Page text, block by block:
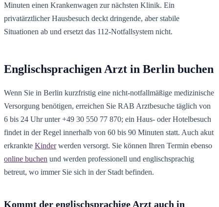
Minuten einen Krankenwagen zur nächsten Klinik. Ein
privatärztlicher Hausbesuch deckt dringende, aber stabile
Situationen ab und ersetzt das 112-Notfallsystem nicht.
Englischsprachigen Arzt in Berlin buchen
Wenn Sie in Berlin kurzfristig eine nicht-notfallmäßige medizinische
Versorgung benötigen, erreichen Sie RAB Arztbesuche täglich von
6 bis 24 Uhr unter +49 30 550 77 870; ein Haus- oder Hotelbesuch
findet in der Regel innerhalb von 60 bis 90 Minuten statt. Auch akut
erkrankte Kinderwerden versorgt. Sie können Ihren Termin ebenso
online buchen und werden professionell und englischsprachig
betreut, wo immer Sie sich in der Stadt befinden.
Kommt der englischsprachige Arzt auch in